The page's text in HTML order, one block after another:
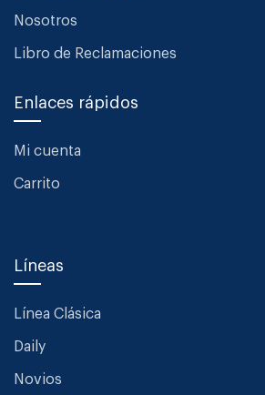
Nosotros
Libro de Reclamaciones
Enlaces rápidos
Mi cuenta
Carrito
Líneas
Línea Clásica
Daily
Novios